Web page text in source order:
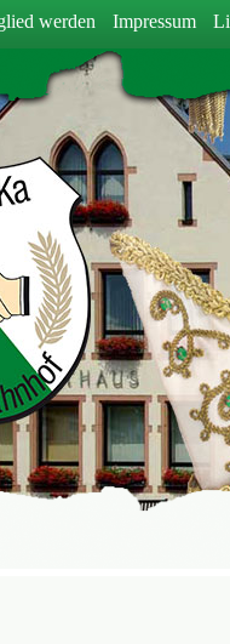
werden Impressum